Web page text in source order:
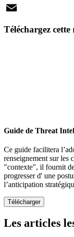
X
Téléchargez cette
Guide de Threat
Ce guide facilitera
renseignement sur les
"contexte", il fournit
progresser d' une
l’anticipation
Les articles